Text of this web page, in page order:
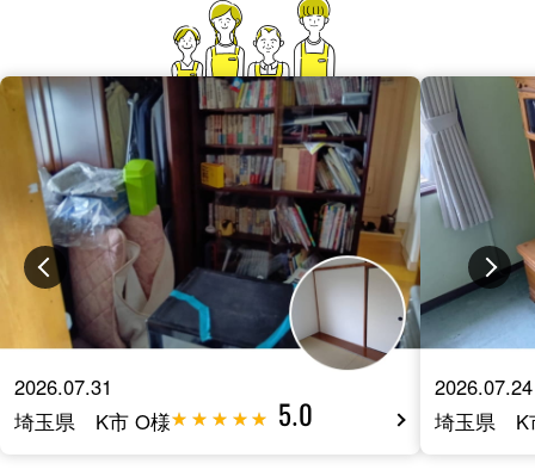
2026.07.31
埼玉県 K市 O様
5.0
2026.07.24
埼玉県 K